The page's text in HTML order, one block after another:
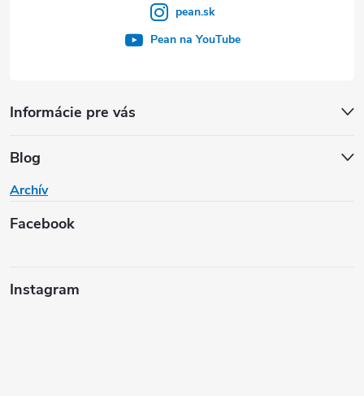
Informácie pre vás
Blog
Archív
Facebook
pean.sk
Pean na YouTube
Instagram